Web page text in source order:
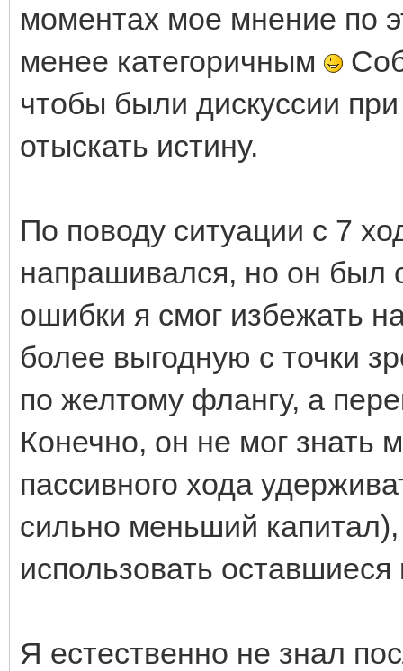
моментах мое мнение по
менее категоричным
чтобы были дискуссии
отыскать истину.
По поводу ситуации с 7
напрашивался, но он был
ошибки я смог избежать
более выгодную с точки
по желтому флангу, а
Конечно, он не мог знать
пассивного хода
сильно меньший
использовать
Я естественно не знал